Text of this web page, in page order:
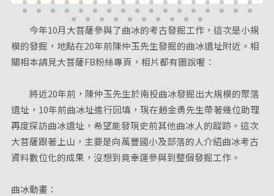
今年10月大菩薩參與了曲冰的考古發掘工作，這次是小規
模的發掘，地點在20年前陳仲玉先生發掘的曲冰遺址附近。相
關相本請見大菩薩FB粉絲專頁，相片都有圖說喔：
將近20年前，陳仲玉先生於南投曲冰發掘出大規模的聚落
遺址，10年前曲冰址進行回填，現在趙金勇先生帶著幾位助理
再度探訪曲冰遺址，希望能發現史前其他曲冰人的蹤跡。這次
大菩薩跟著上山，主要是向萬豐國小及部落的人介紹曲冰考古
資料數位化的成果，沒想到竟幸運參與到整個發掘工作。
曲冰動畫：